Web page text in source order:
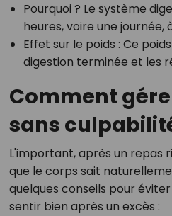
Pourquoi ? Le système
heures, voire une
Effet sur le poids : Ce
digestion terminée et les
Comment
sans
L'important, après un repas
que le corps sait
quelques conseils pour
sentir bien après un excès :